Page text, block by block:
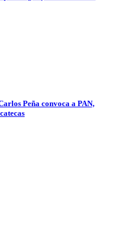
Peña convoca a PAN,